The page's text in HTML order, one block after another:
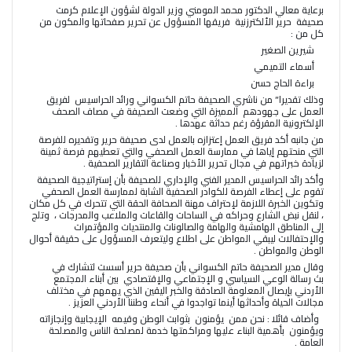
برعاية معالي الدكتور محمد المومني وزير الدولة لشؤون الإعلام كرمت
صحيفة حرير الألكترزنية فريقها المسؤول عن تحرير صفحاتها والمكون من
كل من :
شيرين الصغير
أسماء التميمي
براءة الحاج حسن
وذلك تقديرا” من ناشري الصحيفة حاتم الكسواني ورائد الحراسيس لفريق
العمل على جهودهم المميزة التي وضعت الصحيفة في مصاف الصحف
الإلكترونية المقرؤة رغم حداثة عهدها .
من جانبه أكد فريق العمل إعتزازه بالعمل لدى صحيفة حرير وتقديره للفرصة
التي منحتهم إياها في ممارسة العمل الصحفي والتي تعطيهم فرصة ثمينة
لزيادة خبراتهم في مجال تحرير الأخبار وصناعة التقارير الصحفية .
وأكد رائد الحراسيس المدير الفني والإداري للصحيفة بأن إستراتيجية الصحيفة
تقوم على إعطاء الفرصة للكوادر الصحفية الشابة لممارسة العمل الصحفي
وتكوين الخبرة اللازمة لإحتراف مهنة الصحافة الحقة التيتتحرك في كل مكان
، لنقل نبض الشارع وحراكه في الساحات والقاعات والملاعب والمدرجات ، وتلج
إلى المناطق الهامشية والهامة والصالونات والمنتديات والمؤتمرات
والإحتفالات ليبقي المواطن على اطلاع وليتعرف المسؤول على حقيقة أحوال
الوطن والمواطن .
وقال مدير الصحيفة حاتم الكسواني بأن صحيفة حرير أسست لتشارك في
بثرسالة الوعي السياسي و الإجتماعي والإقتصادي بين أبناء المجتمع
الأردني بإيصال المعلومة الصادقة والخبر اليقين الذي يهمهم في مختلف
مجالات الحياة وأحداثها أينما تواجدوا في أنحاء وطننا الأردني العزيز .
وأضاف قائلا : نحن ممن يؤمنون بثوابت الوطن وقيمه الإيجابية وإنجازاته
ويؤمنون بأهمية البناء عليها ومراكمتها خدمة لمصلحة الناس والمصلحة
العامة .